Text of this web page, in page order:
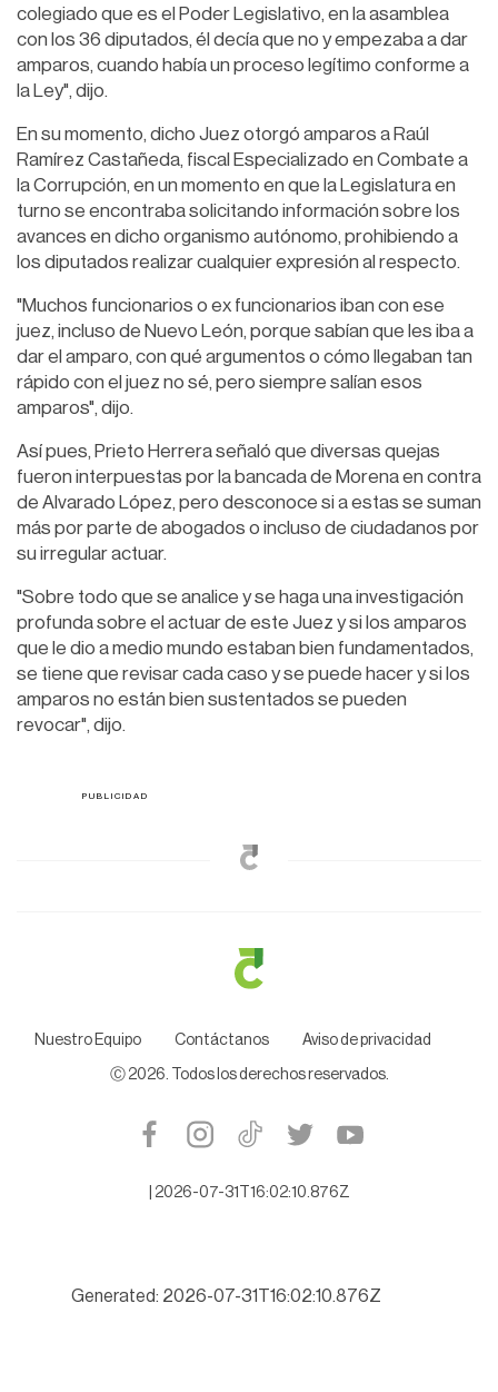
colegiado que es el Poder Legislativo, en la asamblea
con los 36 diputados, él decía que no y empezaba a dar
amparos, cuando había un proceso legítimo conforme a
la Ley", dijo.
En su momento, dicho Juez otorgó amparos a Raúl
Ramírez Castañeda, fiscal Especializado en Combate a
la Corrupción, en un momento en que la Legislatura en
turno se encontraba solicitando información sobre los
avances en dicho organismo autónomo, prohibiendo a
los diputados realizar cualquier expresión al respecto.
"Muchos funcionarios o ex funcionarios iban con ese
juez, incluso de Nuevo León, porque sabían que les iba a
dar el amparo, con qué argumentos o cómo llegaban tan
rápido con el juez no sé, pero siempre salían esos
amparos", dijo.
Así pues, Prieto Herrera señaló que diversas quejas
fueron interpuestas por la bancada de Morena en contra
de Alvarado López, pero desconoce si a estas se suman
más por parte de abogados o incluso de ciudadanos por
su irregular actuar.
"Sobre todo que se analice y se haga una investigación
profunda sobre el actuar de este Juez y si los amparos
que le dio a medio mundo estaban bien fundamentados,
se tiene que revisar cada caso y se puede hacer y si los
amparos no están bien sustentados se pueden
revocar", dijo.
Nuestro Equipo Contáctanos Aviso de privacidad
Ⓒ 2026. Todos los derechos reservados.
2026-07-31T16:02:10.876Z
Generated: 2026-07-31T16:02:10.876Z